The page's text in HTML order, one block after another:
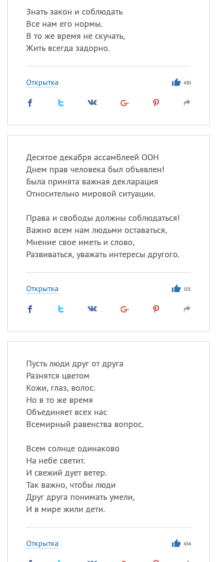
Знать закон и соблюдать
Все нам его нормы.
В то же время не скучать,
Жить всегда задорно.
Открытка 430
Десятое декабря ассамблеей ООН
Днем прав человека был объявлен!
Была принята важная декларация
Относительно мировой ситуации.
Права и свободы должны соблюдаться!
Важно всем нам людьми оставаться,
Мнение свое иметь и слово,
Развиваться, уважать интересы другого.
Открытка 101
Пусть люди друг от друга
Разнятся цветом
Кожи, глаз, волос.
Но в то же время
Объединяет всех нас
Всемирный равенства вопрос.
Всем солнце одинаково
На небе светит.
И свежий дует ветер.
Так важно, чтобы люди
Друг друга понимать умели,
И в мире жили дети.
Открытка 434